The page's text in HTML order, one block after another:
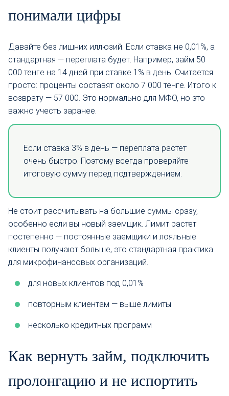
понимали цифры
Давайте без лишних иллюзий. Если ставка не 0,01%, а
стандартная — переплата будет. Например, займ 50
000 тенге на 14 дней при ставке 1% в день. Считается
просто: проценты составят около 7 000 тенге. Итого к
возврату — 57 000. Это нормально для МФО, но это
важно учесть заранее.
Если ставка 3% в день — переплата растет
очень быстро. Поэтому всегда проверяйте
итоговую сумму перед подтверждением.
Не стоит рассчитывать на большие суммы сразу,
особенно если вы новый заемщик. Лимит растет
постепенно — постоянные заемщики и лояльные
клиенты получают больше, это стандартная практика
для микрофинансовых организаций.
для новых клиентов под 0,01%
повторным клиентам — выше лимиты
несколько кредитных программ
Как вернуть займ, подключить
пролонгацию и не испортить